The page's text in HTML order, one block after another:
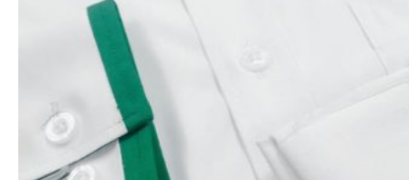
Xem nhanh
Áo thun trắng – 2 sọc to (6 màu)
65.000 ₫